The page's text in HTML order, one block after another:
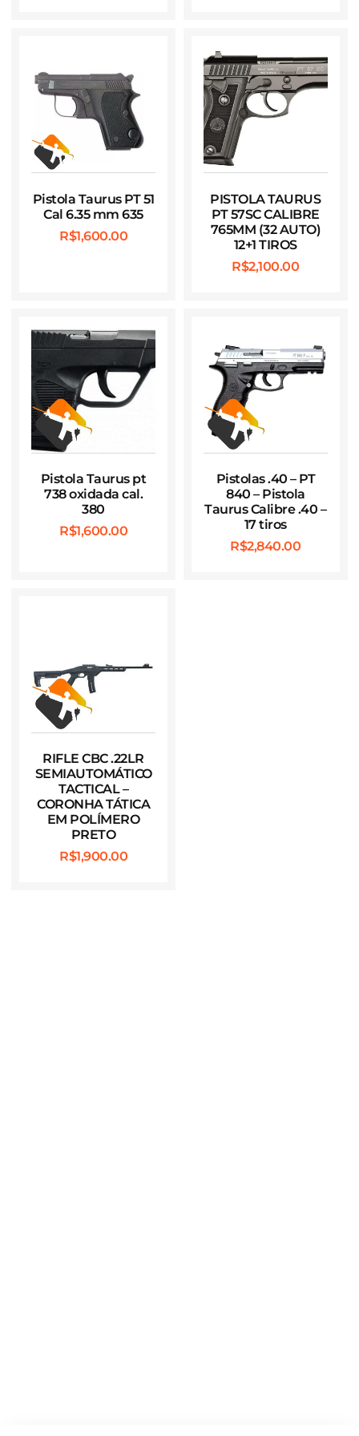
Pistola Taurus PT 51
Cal 6.35 mm 635
R$1,600.00
PISTOLA TAURUS
PT 57SC CALIBRE
765MM (32 AUTO)
12+1 TIROS
R$2,100.00
Pistola Taurus pt
738 oxidada cal.
380
R$1,600.00
Pistolas .40 – PT
840 – Pistola
Taurus Calibre .40 –
17 tiros
R$2,840.00
RIFLE CBC .22LR
SEMIAUTOMÁTICO
TACTICAL –
CORONHA TÁTICA
EM POLÍMERO
PRETO
R$1,900.00